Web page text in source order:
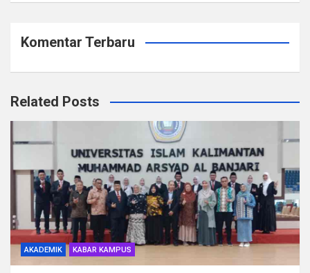
Komentar Terbaru
Related Posts
AKADEMIK KABAR KAMPUS